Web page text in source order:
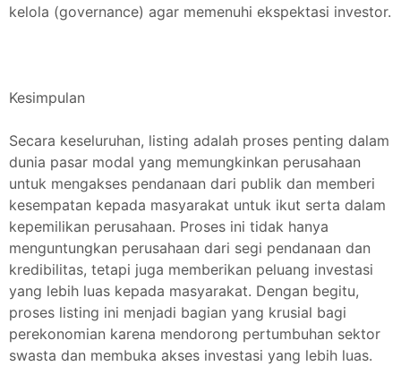
kelola (governance) agar memenuhi ekspektasi investor.
Kesimpulan
Secara keseluruhan, listing adalah proses penting dalam
dunia pasar modal yang memungkinkan perusahaan
untuk mengakses pendanaan dari publik dan memberi
kesempatan kepada masyarakat untuk ikut serta dalam
kepemilikan perusahaan. Proses ini tidak hanya
menguntungkan perusahaan dari segi pendanaan dan
kredibilitas, tetapi juga memberikan peluang investasi
yang lebih luas kepada masyarakat. Dengan begitu,
proses listing ini menjadi bagian yang krusial bagi
perekonomian karena mendorong pertumbuhan sektor
swasta dan membuka akses investasi yang lebih luas.